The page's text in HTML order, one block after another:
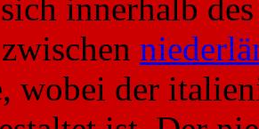
innerhalb
wobei der